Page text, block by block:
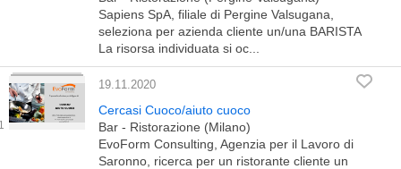
Sapiens SpA, filiale di Pergine Valsugana,
seleziona per azienda cliente un/una BARISTA
La risorsa individuata si oc...
19.11.2020
Cercasi Cuoco/aiuto cuoco
Bar - Ristorazione (Milano)
EvoForm Consulting, Agenzia per il Lavoro di
Saronno, ricerca per un ristorante cliente un